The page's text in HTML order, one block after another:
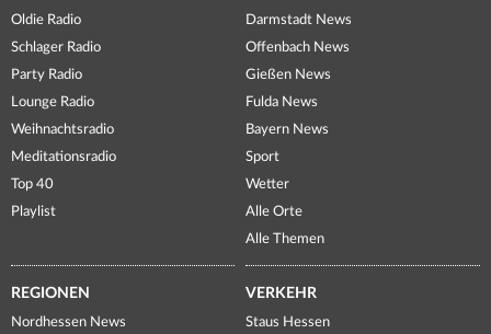
Oldie Radio
Schlager Radio
Party Radio
Lounge Radio
Weihnachtsradio
Meditationsradio
Top 40
Playlist
Darmstadt News
Offenbach News
Gießen News
Fulda News
Bayern News
Sport
Wetter
Alle Orte
Alle Themen
REGIONEN
Nordhessen News
VERKEHR
Staus Hessen